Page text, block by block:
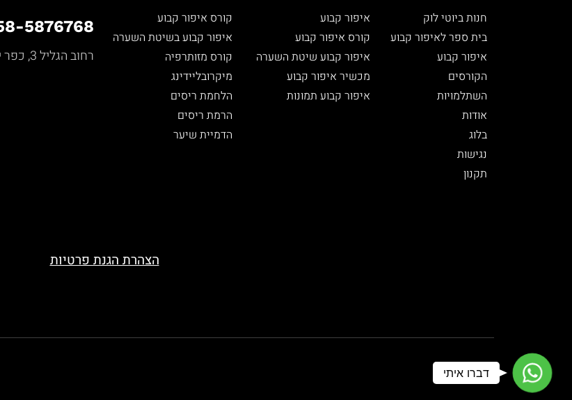
חנות ביוטי לוק
בית ספר לאיפור קבוע
איפור קבוע
הקורסים
השתלמויות
אודות
בלוג
נגישות
תקנון
איפור קבוע
קורס איפור קבוע
איפור קבוע שיטת השערה
מכשיר איפור קבוע
איפור קבוע תמונות
קורס איפור קבוע
איפור קבוע בשיטת השערה
קורס מזותרפיה
מיקרובליידינג
הלחמת ריסים
הרמת ריסים
הדמיית שיער
5876768
רחוב הגליל 3, כפר יונה
הצהרת הגנת פרטיות
WhatsAppדברו איתי